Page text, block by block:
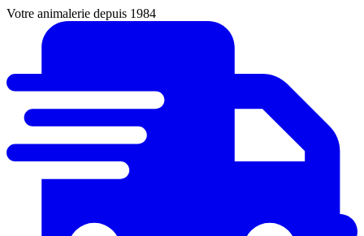
Votre animalerie depuis 1984